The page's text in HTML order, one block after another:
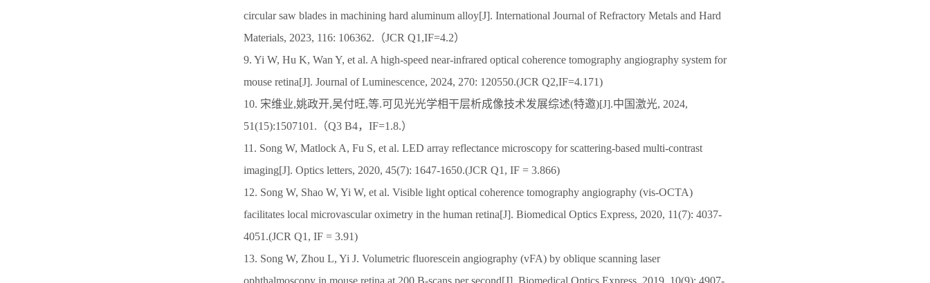
circular saw blades in machining hard aluminum alloy[J]. International Journal of Refractory Metals and Hard
Materials, 2023, 116: 106362.（JCR Q1,IF=4.2）
9. Yi W, Hu K, Wan Y, et al. A high-speed near-infrared optical coherence tomography angiography system for
mouse retina[J]. Journal of Luminescence, 2024, 270: 120550.(JCR Q2,IF=4.171)
10. 宋维业,姚政开,吴付旺,等.可见光光学相干层析成像技术发展综述(特邀)[J].中国激光, 2024,
51(15):1507101.（Q3 B4，IF=1.8.）
11. Song W, Matlock A, Fu S, et al. LED array reflectance microscopy for scattering-based multi-contrast
imaging[J]. Optics letters, 2020, 45(7): 1647-1650.(JCR Q1, IF = 3.866)
12. Song W, Shao W, Yi W, et al. Visible light optical coherence tomography angiography (vis-OCTA)
facilitates local microvascular oximetry in the human retina[J]. Biomedical Optics Express, 2020, 11(7): 4037-
4051.(JCR Q1, IF = 3.91)
13. Song W, Zhou L, Yi J. Volumetric fluorescein angiography (vFA) by oblique scanning laser
ophthalmoscopy in mouse retina at 200 B-scans per second[J]. Biomedical Optics Express, 2019, 10(9): 4907-